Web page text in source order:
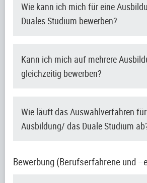
Wie kann ich mich für eine
Duales Studium bewerben?
Kann ich mich auf mehrere
gleichzeitig bewerben?
Wie läuft das Auswahlverfahren
Ausbildung/ das Duale Studium
Bewerbung (Berufserfahrene und